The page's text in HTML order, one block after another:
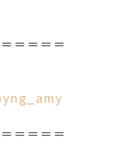
＝＝＝＝
＝＝＝＝